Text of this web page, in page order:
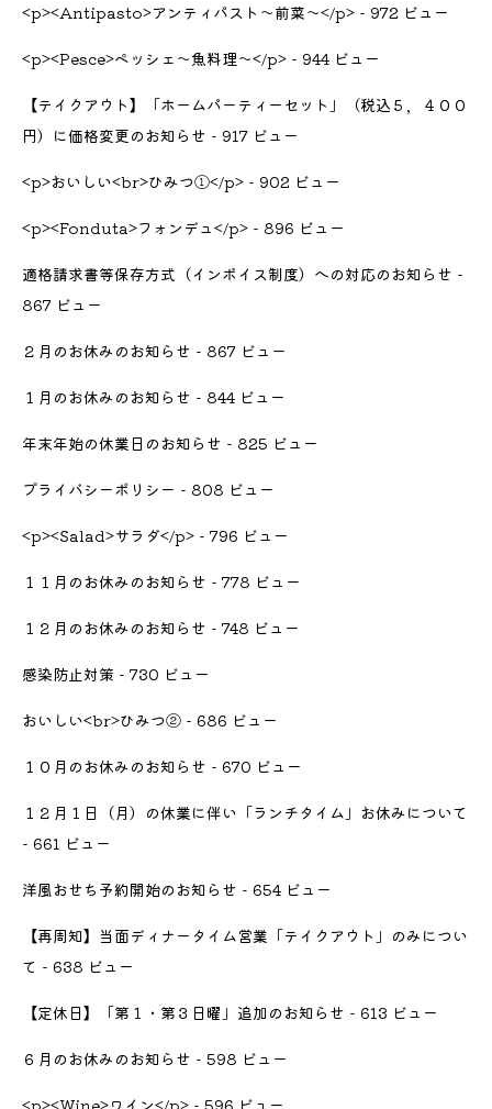
<p><Antipasto>アンティパスト～前菜～</p> - 972 ビュー
<p><Pesce>ペッシェ～魚料理～</p> - 944 ビュー
【テイクアウト】「ホームパーティーセット」（税込５，４００
円）に価格変更のお知らせ - 917 ビュー
<p>おいしい<br>ひみつ①</p> - 902 ビュー
<p><Fonduta>フォンデュ</p> - 896 ビュー
適格請求書等保存方式（インボイス制度）への対応のお知らせ -
867 ビュー
２月のお休みのお知らせ - 867 ビュー
１月のお休みのお知らせ - 844 ビュー
年末年始の休業日のお知らせ - 825 ビュー
プライバシーポリシー - 808 ビュー
<p><Salad>サラダ</p> - 796 ビュー
１１月のお休みのお知らせ - 778 ビュー
１２月のお休みのお知らせ - 748 ビュー
感染防止対策 - 730 ビュー
おいしい<br>ひみつ② - 686 ビュー
１０月のお休みのお知らせ - 670 ビュー
１２月１日（月）の休業に伴い「ランチタイム」お休みについて
- 661 ビュー
洋風おせち予約開始のお知らせ - 654 ビュー
【再周知】当面ディナータイム営業「テイクアウト」のみについ
て - 638 ビュー
【定休日】「第１・第３日曜」追加のお知らせ - 613 ビュー
６月のお休みのお知らせ - 598 ビュー
<p><Wine>ワイン</p> - 596 ビュー